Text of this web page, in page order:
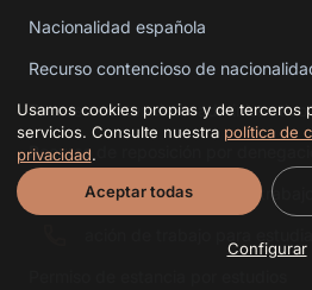
Nacionalidad española
Recurso contencioso de
Recurso contencioso-
Recurso de reposición por
Modificación de estudiante a trabajo
Usamos cookies propias y de terceros
servicios. Consulte nuestra política de
privacidad.
Aceptar todas
Configurar